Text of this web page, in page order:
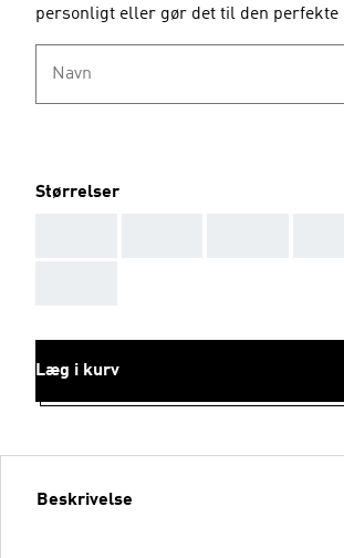
personligt eller gør det til den perfekte
Navn
Størrelser
Læg i kurv
Beskrivelse